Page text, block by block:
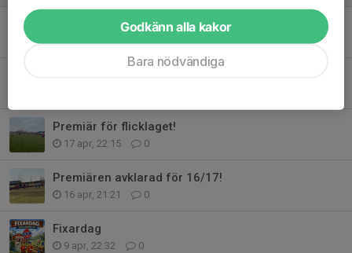
Missa inte måndagens träning!
26 apr, 19:21 0
Premiär för flicklaget!
17 apr, 22:15 0
Premiären avklarad för 16/17!
16 apr, 21:21 0
Fixardag
9 apr, 22:32 0
Godkänn alla kakor
Bara nödvändiga